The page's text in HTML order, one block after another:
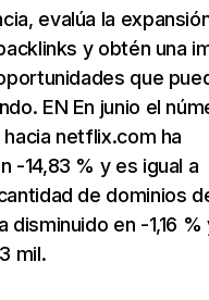
evalúa la
y obtén una
que
EN En junio el
netflix.com ha
-14,83 % y es igual a
de dominios
disminuido en -1,16 %
mil.